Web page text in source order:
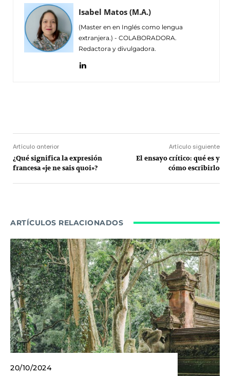
Isabel Matos (M.A.)
(Master en en Inglés como lengua
extranjera.) - COLABORADORA.
Redactora y divulgadora.
Artículo anterior
¿Qué significa la expresión
francesa «je ne sais quoi»?
Artículo siguiente
El ensayo crítico: qué es y
cómo escribirlo
ARTÍCULOS RELACIONADOS
20/10/2024